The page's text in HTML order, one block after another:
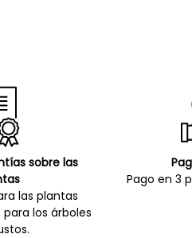
sobre las
las plantas
los árboles
Pago en 3